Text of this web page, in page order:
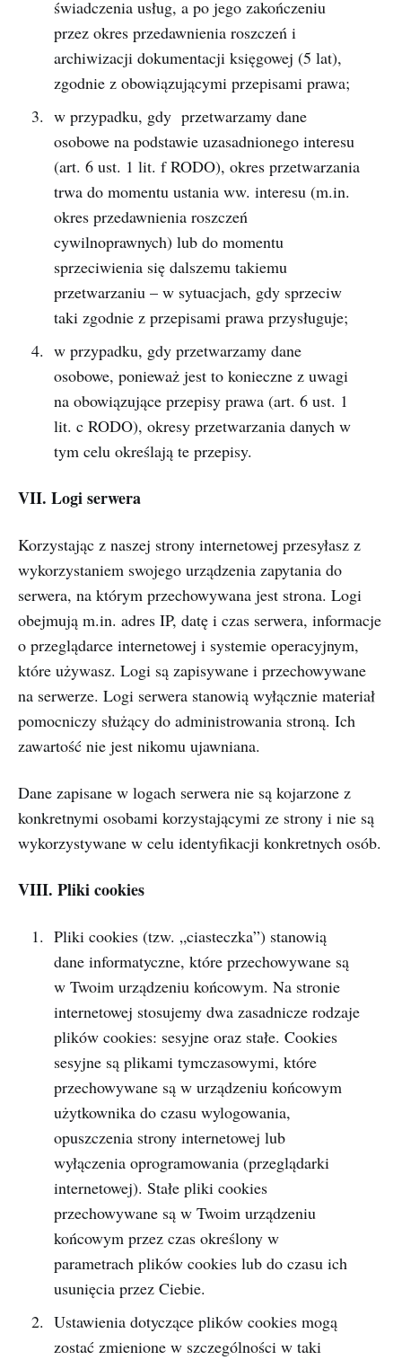
świadczenia usług, a po jego zakończeniu
przez okres przedawnienia roszczeń i
archiwizacji dokumentacji księgowej (5 lat),
zgodnie z obowiązującymi przepisami prawa;
w przypadku, gdy przetwarzamy dane
osobowe na podstawie uzasadnionego interesu
(art. 6 ust. 1 lit. f RODO), okres przetwarzania
trwa do momentu ustania ww. interesu (m.in.
okres przedawnienia roszczeń
cywilnoprawnych) lub do momentu
sprzeciwienia się dalszemu takiemu
przetwarzaniu – w sytuacjach, gdy sprzeciw
taki zgodnie z przepisami prawa przysługuje;
w przypadku, gdy przetwarzamy dane
osobowe, ponieważ jest to konieczne z uwagi
na obowiązujące przepisy prawa (art. 6 ust. 1
lit. c RODO), okresy przetwarzania danych w
tym celu określają te przepisy.
VII. Logi serwera
Korzystając z naszej strony internetowej przesyłasz z
wykorzystaniem swojego urządzenia zapytania do
serwera, na którym przechowywana jest strona. Logi
obejmują m.in. adres IP, datę i czas serwera, informacje
o przeglądarce internetowej i systemie operacyjnym,
które używasz. Logi są zapisywane i przechowywane
na serwerze. Logi serwera stanowią wyłącznie materiał
pomocniczy służący do administrowania stroną. Ich
zawartość nie jest nikomu ujawniana.
Dane zapisane w logach serwera nie są kojarzone z
konkretnymi osobami korzystającymi ze strony i nie są
wykorzystywane w celu identyfikacji konkretnych osób.
VIII. Pliki cookies
Pliki cookies (tzw. „ciasteczka”) stanowią
dane informatyczne, które przechowywane są
w Twoim urządzeniu końcowym. Na stronie
internetowej stosujemy dwa zasadnicze rodzaje
plików cookies: sesyjne oraz stałe. Cookies
sesyjne są plikami tymczasowymi, które
przechowywane są w urządzeniu końcowym
użytkownika do czasu wylogowania,
opuszczenia strony internetowej lub
wyłączenia oprogramowania (przeglądarki
internetowej). Stałe pliki cookies
przechowywane są w Twoim urządzeniu
końcowym przez czas określony w
parametrach plików cookies lub do czasu ich
usunięcia przez Ciebie.
Ustawienia dotyczące plików cookies mogą
zostać zmienione w szczególności w taki